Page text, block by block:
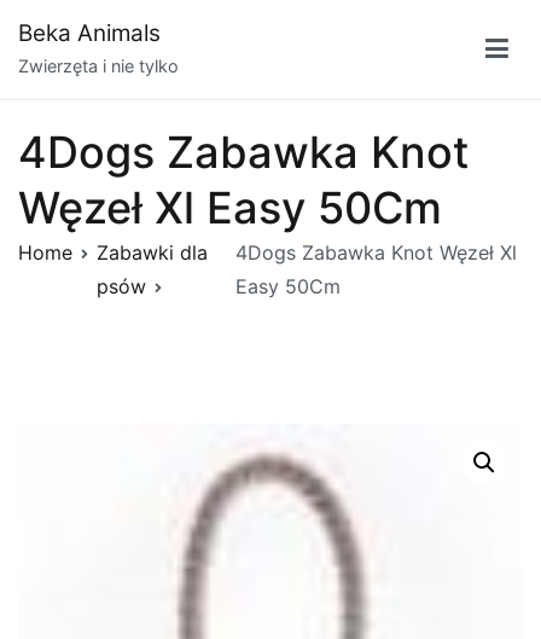
do
treści
Beka Animals
Zwierzęta i nie tylko
4Dogs Zabawka Knot
Węzeł Xl Easy 50Cm
Home
Zabawki dla
psów
4Dogs Zabawka Knot Węzeł Xl
Easy 50Cm